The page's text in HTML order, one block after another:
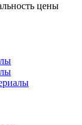
цены